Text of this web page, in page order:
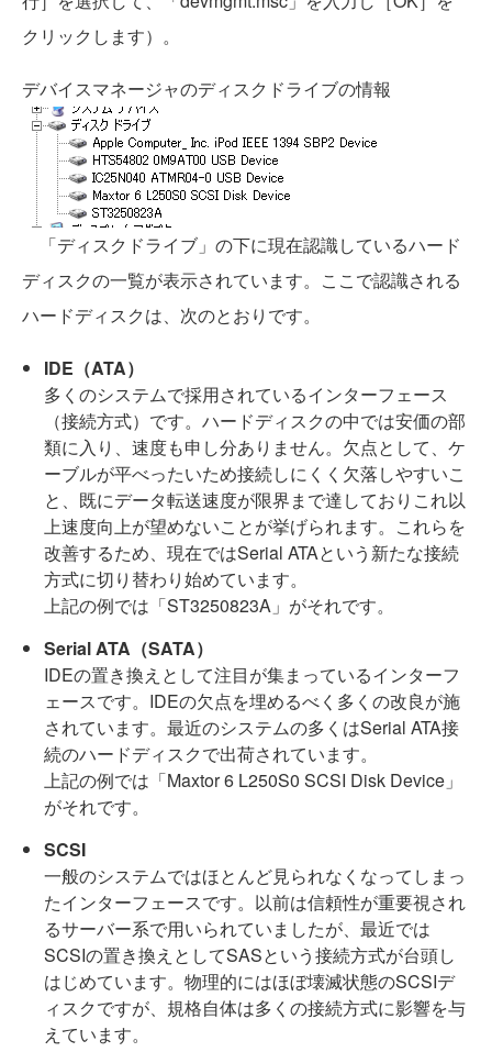
クリックします）。
デバイスマネージャのディスクドライブの情報
「ディスクドライブ」の下に現在認識しているハード
ディスクの一覧が表示されています。ここで認識される
ハードディスクは、次のとおりです。
IDE（ATA）
多くのシステムで採用されているインターフェース
（接続方式）です。ハードディスクの中では安価の部
類に入り、速度も申し分ありません。欠点として、ケ
ーブルが平べったいため接続しにくく欠落しやすいこ
と、既にデータ転送速度が限界まで達しておりこれ以
上速度向上が望めないことが挙げられます。これらを
改善するため、現在ではSerial ATAという新たな接続
方式に切り替わり始めています。
上記の例では「ST3250823A」がそれです。
Serial ATA（SATA）
IDEの置き換えとして注目が集まっているインターフ
ェースです。IDEの欠点を埋めるべく多くの改良が施
されています。最近のシステムの多くはSerial ATA接
続のハードディスクで出荷されています。
上記の例では「Maxtor 6 L250S0 SCSI Disk Device」
がそれです。
SCSI
一般のシステムではほとんど見られなくなってしまっ
たインターフェースです。以前は信頼性が重要視され
るサーバー系で用いられていましたが、最近では
SCSIの置き換えとしてSASという接続方式が台頭し
はじめています。物理的にはほぼ壊滅状態のSCSIデ
ィスクですが、規格自体は多くの接続方式に影響を与
えています。